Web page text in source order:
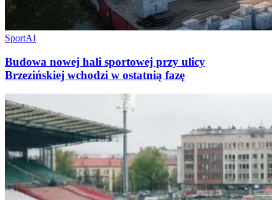
SportAI
Budowa nowej hali sportowej przy ulicy
Brzezińskiej wchodzi w ostatnią fazę